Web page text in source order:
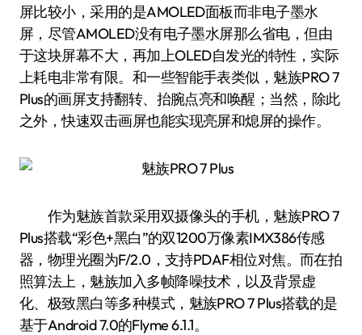
屏比较小，采用的是AMOLED面板而非电子墨水
屏，尽管AMOLED没有电子墨水屏那么省电，但由
于这块屏幕不大，再加上OLED自发光的特性，实际
上耗电非常有限。和一些智能手表类似，魅族PRO 7
Plus的画屏支持翻转、抬腕点亮和唤醒；当然，除此
之外，快速双击画屏也能实现亮屏和熄屏的操作。
作为魅族首款采用双摄像头的手机，魅族PRO 7
Plus搭载“彩色+黑白”的双1200万像素IMX386传感
器，物理光圈为F/2.0，支持PDAF相位对焦。而在拍
照算法上，魅族加入多帧降噪技术，以及背景虚
化、极致黑白等多种模式，魅族PRO 7 Plus搭载的是
基于Android 7.0的Flyme 6.1.1。